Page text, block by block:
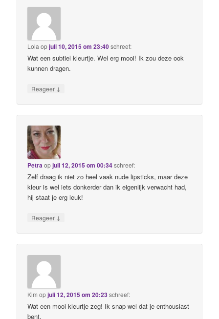
Lola opjuli 10, 2015 om 23:40schreef:
Wat een subtiel kleurtje. Wel erg mooi! Ik zou deze ook
kunnen dragen.
Reageer ↓
Petraopjuli 12, 2015 om 00:34schreef:
Zelf draag ik niet zo heel vaak nude lipsticks, maar deze
kleur is wel iets donkerder dan ik eigenlijk verwacht had,
hij staat je erg leuk!
Reageer ↓
Kim opjuli 12, 2015 om 20:23schreef:
Wat een mooi kleurtje zeg! Ik snap wel dat je enthousiast
bent.